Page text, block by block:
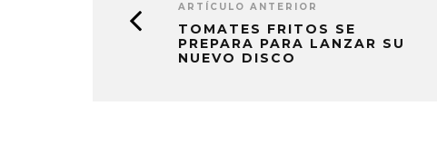
ARTÍCULO ANTERIOR
TOMATES FRITOS SE
PREPARA PARA LANZAR SU
NUEVO DISCO